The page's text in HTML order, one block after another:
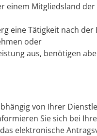
einem Mitgliedsland
eine Tätigkeit nach der
oder
aus, benötigen
von Ihrer
Sie sich bei
elektronische